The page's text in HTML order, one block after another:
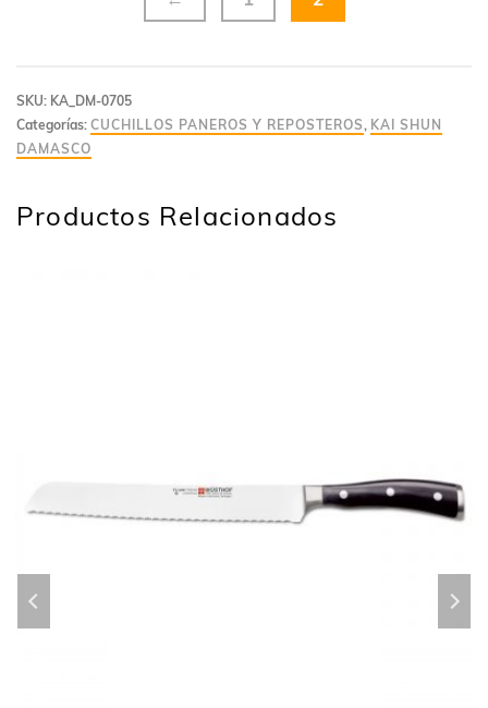
SKU: KA_DM-0705
Categorías: CUCHILLOS PANEROS Y REPOSTEROS, KAI SHUN
DAMASCO
Productos Relacionados